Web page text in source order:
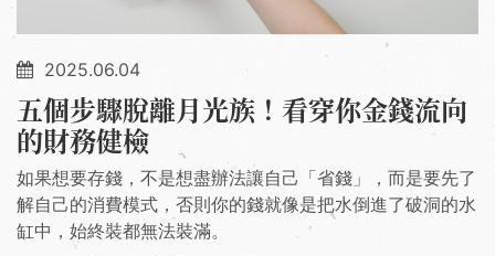
2025.06.04
五個步驟脫離月光族！看穿你金錢流向
的財務健檢
如果想要存錢，不是想盡辦法讓自己「省錢」，而是要先了
解自己的消費模式，否則你的錢就像是把水倒進了破洞的水
缸中，始終裝都無法裝滿。